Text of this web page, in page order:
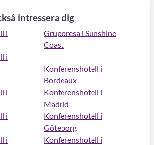
intressera dig
i
Gruppresa i Sunshine
Coast
i
Konferenshotell i
Bordeaux
i
Konferenshotell i
Madrid
i
Konferenshotell i
Göteborg
i
Konferenshotell i